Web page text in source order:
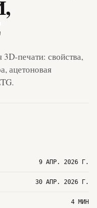
печати: свойства,
ацетоновая
9 АПР. 2026 Г.
30 АПР. 2026 Г.
4 МИН